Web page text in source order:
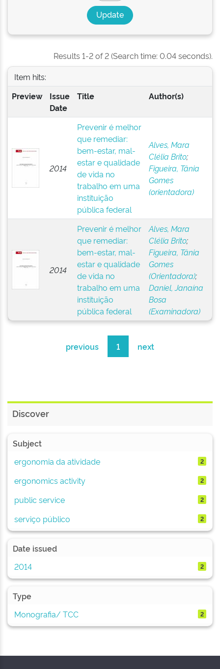
Results 1-2 of 2 (Search time: 0.04 seconds).
Item hits:
Preview
Issue
Date
Title Author(s)
2014
Prevenir é melhor
que remediar:
bem-estar, mal-
estar e qualidade
de vida no
trabalho em uma
instituição
pública federal
Alves, Mara
Clélia Brito;
Figueira, Tânia
Gomes
(orientadora)
2014
Prevenir é melhor
que remediar:
bem-estar, mal-
estar e qualidade
de vida no
trabalho em uma
instituição
pública federal
Alves, Mara
Clélia Brito;
Figueira, Tânia
Gomes
(Orientadora);
Daniel, Janaína
Bosa
(Examinadora)
previous 1 next
Discover
Subject
ergonomia da atividade
2
ergonomics activity 2
public service 2
serviço público 2
Date issued
2014
2
Type
Monografia/ TCC
2